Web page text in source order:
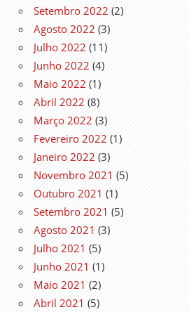
Setembro 2022 (2)
Agosto 2022 (3)
Julho 2022 (11)
Junho 2022 (4)
Maio 2022 (1)
Abril 2022 (8)
Março 2022 (3)
Fevereiro 2022 (1)
Janeiro 2022 (3)
Novembro 2021 (5)
Outubro 2021 (1)
Setembro 2021 (5)
Agosto 2021 (3)
Julho 2021 (5)
Junho 2021 (1)
Maio 2021 (2)
Abril 2021 (5)